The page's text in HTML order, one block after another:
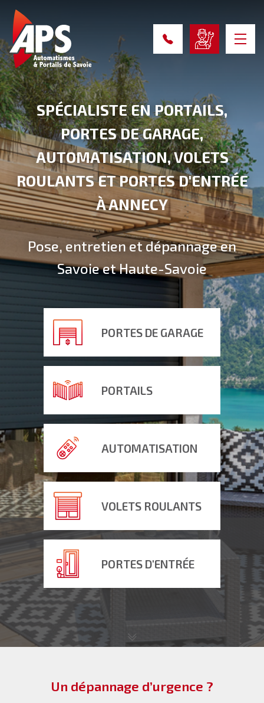
SPÉCIALISTE EN PORTAILS,
PORTES DE GARAGE,
AUTOMATISATION, VOLETS
ROULANTS ET PORTES D'ENTRÉE
À ANNECY
Pose, entretien et dépannage en
Savoie et Haute-Savoie
PORTES DE GARAGE
PORTAILS
AUTOMATISATION
VOLETS ROULANTS
PORTES D'ENTRÉE
Un dépannage d’urgence ?